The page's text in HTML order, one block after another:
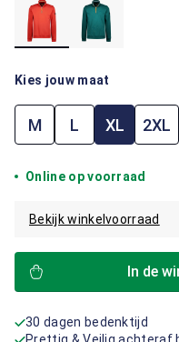
Kies jouw maat
M L XL 2XL
Online op voorraad
Bekijk winkelvoorraad
In de
30 dagen bedenktijd